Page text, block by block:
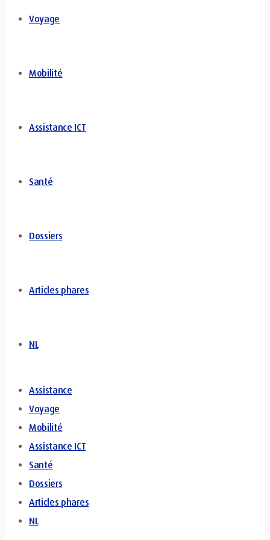
Voyage
Mobilité
Assistance ICT
Santé
Dossiers
Articles phares
NL
Assistance
Voyage
Mobilité
Assistance ICT
Santé
Dossiers
Articles phares
NL